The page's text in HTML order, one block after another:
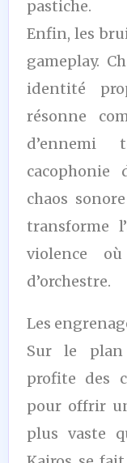
pastiche.
Enfin, les
gameplay.
identité
résonne
cacophonie
chaos
transforme
violence
d’orchestre.
Les
Sur le plan
profite des
pour offrir
plus vaste